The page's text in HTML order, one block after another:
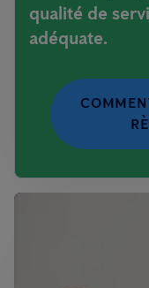
qualité de
adéquate.